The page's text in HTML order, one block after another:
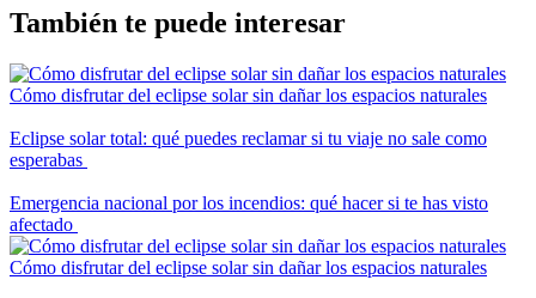
También te puede interesar
Cómo disfrutar del eclipse solar sin dañar los espacios naturales
Eclipse solar total: qué puedes reclamar si tu viaje no sale como
esperabas
Emergencia nacional por los incendios: qué hacer si te has visto
afectado
Cómo disfrutar del eclipse solar sin dañar los espacios naturales